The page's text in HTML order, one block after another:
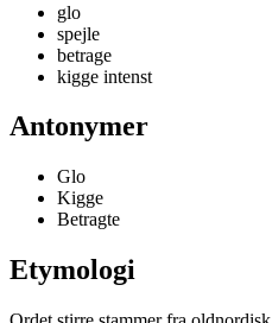
glo
spejle
betrage
kigge intenst
Antonymer
Glo
Kigge
Betragte
Etymologi